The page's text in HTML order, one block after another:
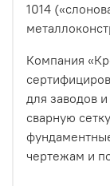
1014
Компания
для заводов
сварную
чертежам и